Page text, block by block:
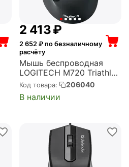
2 413₽
2 652 ₽ по безналичному
расчёту
Мышь беспроводная
LOGITECH M720 Triathlon
Black Bluetooth +
радиоканал, USB, 1000
dpi, оптическая, чёрная
Код товара: 206040
В наличии